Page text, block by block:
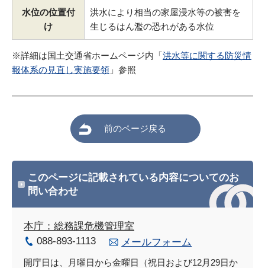
水位の位置付
け
洪水により相当の家屋浸水等の被害を
生じるはん濫の恐れがある水位
※詳細は国土交通省ホームページ内「 洪水等に関する防災情
報体系の見直し実施要領 」参照
前のページ戻る
このページに記載されている内容についてのお
問い合わせ
本庁：総務課危機管理室
088-893-1113
メールフォーム
開庁日は、月曜日から金曜日（祝日および12月29日か